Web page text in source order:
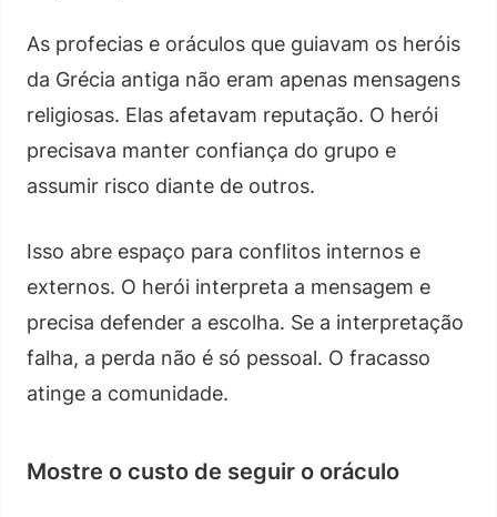
As profecias e oráculos que guiavam os heróis
da Grécia antiga não eram apenas mensagens
religiosas. Elas afetavam reputação. O herói
precisava manter confiança do grupo e
assumir risco diante de outros.
Isso abre espaço para conflitos internos e
externos. O herói interpreta a mensagem e
precisa defender a escolha. Se a interpretação
falha, a perda não é só pessoal. O fracasso
atinge a comunidade.
Mostre o custo de seguir o oráculo